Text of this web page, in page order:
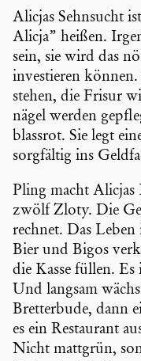
Alicjas Sehnsucht
Alicja” heißen.
sein, sie wird das
inves­tieren
stehen, die Frisur
nägel werden
blassrot. Sie legt
sorgfältig ins
Pling macht Alicjas
zwölf Zloty. Die
rechnet. Das
Bier und Bigos
die Kasse füllen.
Und langsam
Bretter­bude, dann
es ein Restau­rant
Nicht mattgrün,